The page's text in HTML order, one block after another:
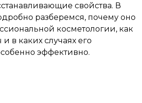
свойства. В
разберемся, почему оно
косметологии, как
в каких случаях его
эффективно.